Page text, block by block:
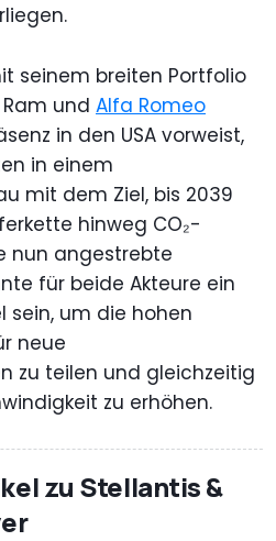
seinem breiten Portfolio
Ram und Alfa Romeo
in den USA vorweist,
in einem
mit dem Ziel, bis 2039
hinweg CO₂-
nun angestrebte
für beide Akteure ein
sein, um die hohen
neue
zu teilen und gleichzeitig
zu erhöhen.
zu Stellantis &